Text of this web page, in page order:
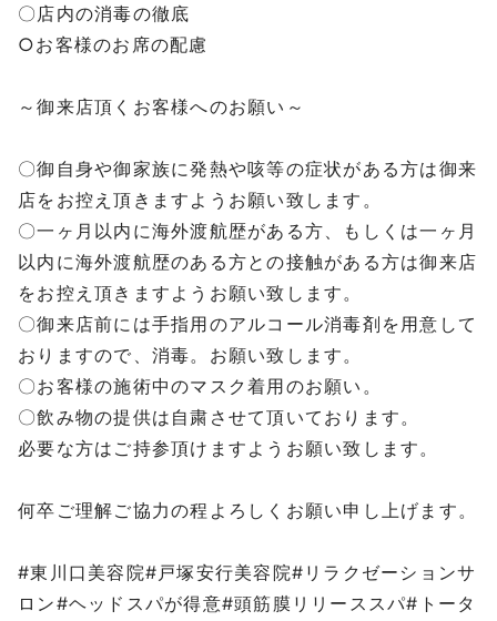
〇店内の消毒の徹底
○お客様のお席の配慮
～御来店頂くお客様へのお願い～
〇御自身や御家族に発熱や咳等の症状がある方は御来
店をお控え頂きますようお願い致します。
〇一ヶ月以内に海外渡航歴がある方、もしくは一ヶ月
以内に海外渡航歴のある方との接触がある方は御来店
をお控え頂きますようお願い致します。
〇御来店前には手指用のアルコール消毒剤を用意して
おりますので、消毒。お願い致します。
〇お客様の施術中のマスク着用のお願い。
〇飲み物の提供は自粛させて頂いております。
必要な方はご持参頂けますようお願い致します。
何卒ご理解ご協力の程よろしくお願い申し上げます。
#東川口美容院#戸塚安行美容院#リラクゼーションサ
ロン#ヘッドスパが得意#頭筋膜リリーススパ#トータ